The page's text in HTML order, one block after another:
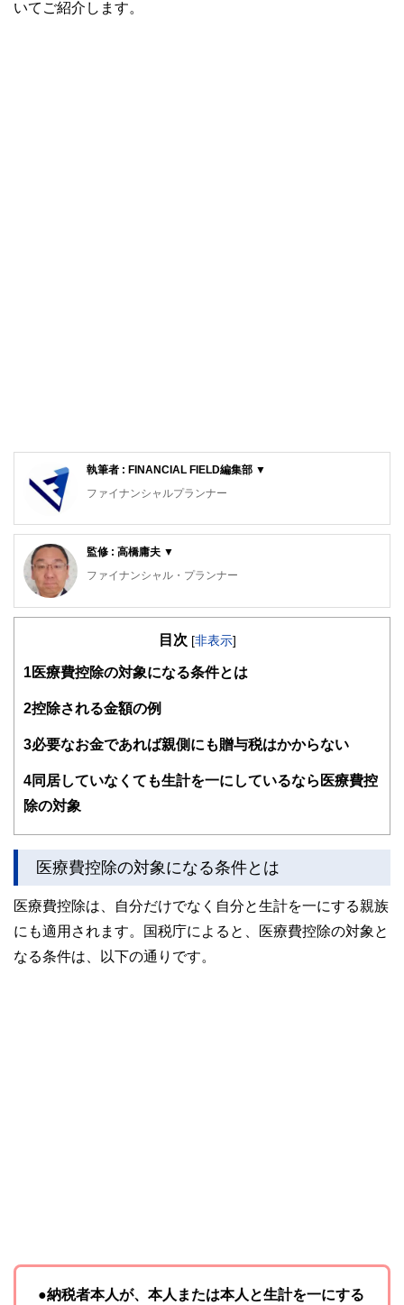
いてご紹介します。
執筆者 : FINANCIAL FIELD編集部 ▼
ファイナンシャルプランナー
FinancialField編集部は、金融、経済に関する記事を、日々
知識がない方でも理解できるようわかりやすく発信していま
す。
得者を中心に「お金や暮らし」に関する書籍・雑誌の編集経
験者で構成され、企画立案から記事掲載まですべての工程に
FinancialFieldの特徴は、ファイナンシャルプランナー、弁
ドバイザー、DCプランナー、公認会計士、社会保険労務
ど150名以上の有資格者を執筆者・監修者として迎え、むず
をわかりやすく発信している点です。
な情報発信を実現しています。
コンシェルジュを目指します。
監修 : 高橋庸夫 ▼
ファイナンシャル・プランナー
住宅ローンアドバイザー ,宅地建物取引士, マンション管理
サラリーマン生活２４年、その間１０回以上の転勤を経験
に努めるとともに、自らが経験した「サラリーマンの退職、
として、個別相談、セミナー講師など精力的に活動。また、
マンション管理士として管理組合運営や役員やマンション居
住者への支援を実施。妻と長女と犬１匹。
目次 [非表示]
1 医療費控除の対象になる条件とは
2控除される金額の例
3必要なお金であれば親側にも贈与税はかからない
4同居していなくても生計を一にしているなら医療費控
除の対象
医療費控除の対象になる条件とは
医療費控除は、自分だけでなく自分と生計を一にする親族
にも適用されます。国税庁によると、医療費控除の対象と
なる条件は、以下の通りです。
●納税者本人が、本人または本人と生計を一にする